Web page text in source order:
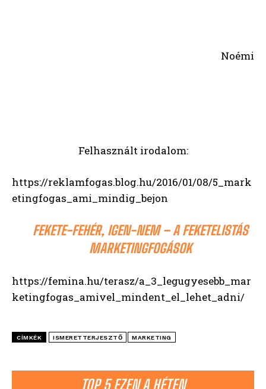
TOP 5 EZEN A HÉTEN
Noémi
Felhasznált irodalom:
https://reklamfogas.blog.hu/2016/01/08/5_mark
etingfogas_ami_mindig_bejon
FEKETE-FEHÉR, IGEN-NEM – A FEKETELISTÁS
MARKETINGFOGÁSOK
https://femina.hu/terasz/a_3_legugyesebb_mar
ketingfogas_amivel_mindent_el_lehet_adni/
CÍMKÉK ISMERETTERJESZTŐ MARKETING